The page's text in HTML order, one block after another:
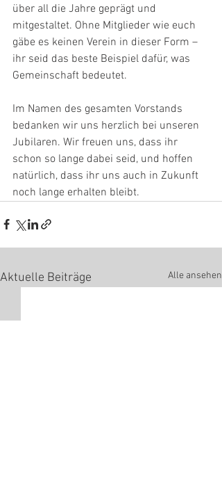
über all die Jahre geprägt und
mitgestaltet. Ohne Mitglieder wie euch
gäbe es keinen Verein in dieser Form –
ihr seid das beste Beispiel dafür, was
Gemeinschaft bedeutet.
Im Namen des gesamten Vorstands
bedanken wir uns herzlich bei unseren
Jubilaren. Wir freuen uns, dass ihr
schon so lange dabei seid, und hoffen
natürlich, dass ihr uns auch in Zukunft
noch lange erhalten bleibt.
Aktuelle Beiträge Alle ansehen